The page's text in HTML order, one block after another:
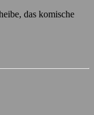
das komische